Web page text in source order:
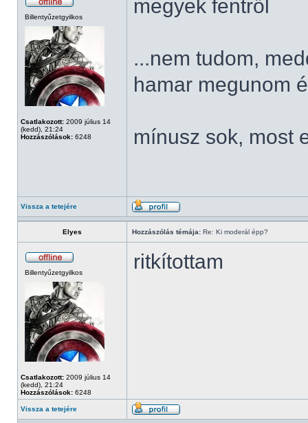
Billentyűzetgyilkos
Csatlakozott: 2009 július 14
(kedd), 21:24
Hozzászólások: 6248
megyek fentről
...nem tudom,
hamar megunom
mínusz sok, most
Vissza a tetejére
Elyes Hozzászólás témája: Re: Ki moderál épp?
Billentyűzetgyilkos
Csatlakozott: 2009 július 14
(kedd), 21:24
Hozzászólások: 6248
ritkítottam
Vissza a tetejére